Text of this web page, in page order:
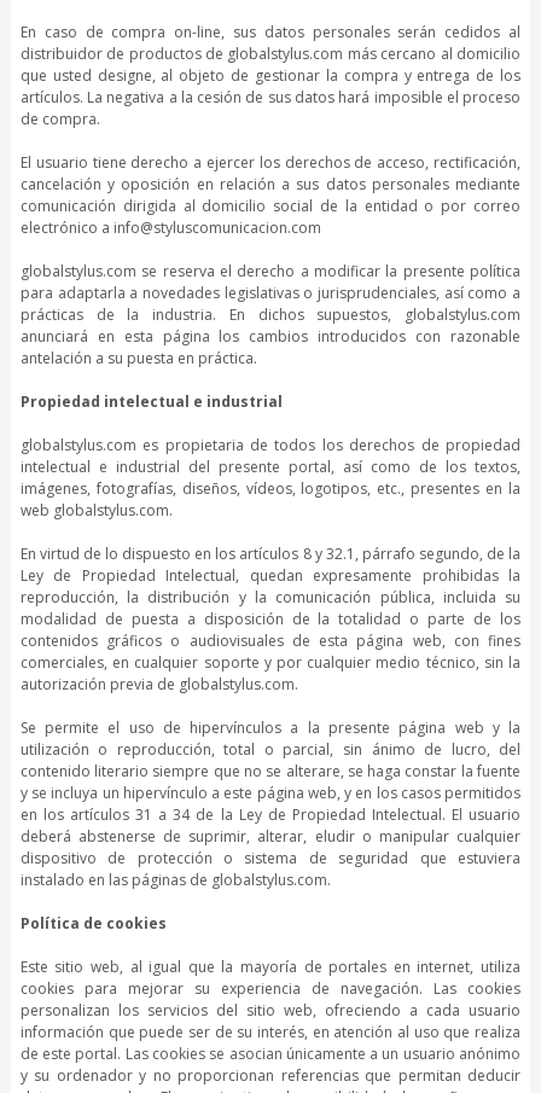
En caso de compra on-line, sus datos personales serán cedidos al
distribuidor de productos de globalstylus.com más cercano al domicilio
que usted designe, al objeto de gestionar la compra y entrega de los
artículos. La negativa a la cesión de sus datos hará imposible el proceso
de compra.
El usuario tiene derecho a ejercer los derechos de acceso, rectificación,
cancelación y oposición en relación a sus datos personales mediante
comunicación dirigida al domicilio social de la entidad o por correo
electrónico a info@styluscomunicacion.com
globalstylus.com se reserva el derecho a modificar la presente política
para adaptarla a novedades legislativas o jurisprudenciales, así como a
prácticas de la industria. En dichos supuestos, globalstylus.com
anunciará en esta página los cambios introducidos con razonable
antelación a su puesta en práctica.
Propiedad intelectual e industrial
globalstylus.com es propietaria de todos los derechos de propiedad
intelectual e industrial del presente portal, así como de los textos,
imágenes, fotografías, diseños, vídeos, logotipos, etc., presentes en la
web globalstylus.com.
En virtud de lo dispuesto en los artículos 8 y 32.1, párrafo segundo, de la
Ley de Propiedad Intelectual, quedan expresamente prohibidas la
reproducción, la distribución y la comunicación pública, incluida su
modalidad de puesta a disposición de la totalidad o parte de los
contenidos gráficos o audiovisuales de esta página web, con fines
comerciales, en cualquier soporte y por cualquier medio técnico, sin la
autorización previa de globalstylus.com.
Se permite el uso de hipervínculos a la presente página web y la
utilización o reproducción, total o parcial, sin ánimo de lucro, del
contenido literario siempre que no se alterare, se haga constar la fuente
y se incluya un hipervínculo a este página web, y en los casos permitidos
en los artículos 31 a 34 de la Ley de Propiedad Intelectual. El usuario
deberá abstenerse de suprimir, alterar, eludir o manipular cualquier
dispositivo de protección o sistema de seguridad que estuviera
instalado en las páginas de globalstylus.com.
Política de cookies
Este sitio web, al igual que la mayoría de portales en internet, utiliza
cookies para mejorar su experiencia de navegación. Las cookies
personalizan los servicios del sitio web, ofreciendo a cada usuario
información que puede ser de su interés, en atención al uso que realiza
de este portal. Las cookies se asocian únicamente a un usuario anónimo
y su ordenador y no proporcionan referencias que permitan deducir